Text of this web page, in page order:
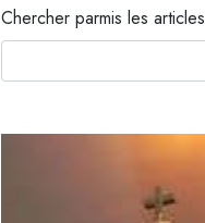
Chercher parmis les